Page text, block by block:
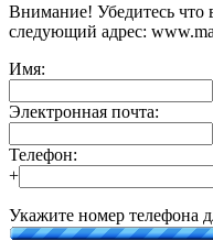
Внимание! Убедитесь что
следующий адрес:
Имя:
Электронная почта:
Телефон:
+
Укажите номер телефона